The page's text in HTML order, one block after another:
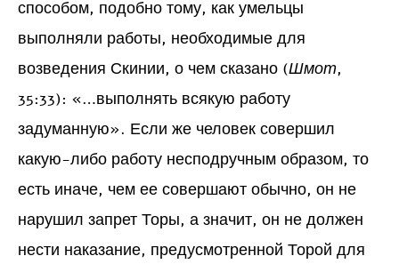
способом, подобно тому, как умельцы
выполняли работы, необходимые для
возведения Скинии, о чем сказано (Шмот,
35:33): «…выполнять всякую работу
задуманную». Если же человек совершил
какую-либо работу несподручным образом, то
есть иначе, чем ее совершают обычно, он не
нарушил запрет Торы, а значит, он не должен
нести наказание, предусмотренной Торой для